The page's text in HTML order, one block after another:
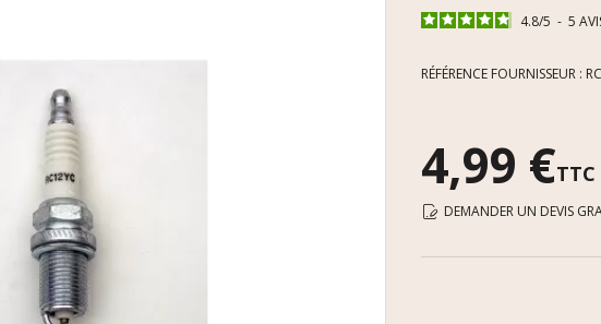
4.8/5 - 5
RÉFÉRENCE FOURNISSEUR :
4,99 €TTC
DEMANDER UN DEVIS